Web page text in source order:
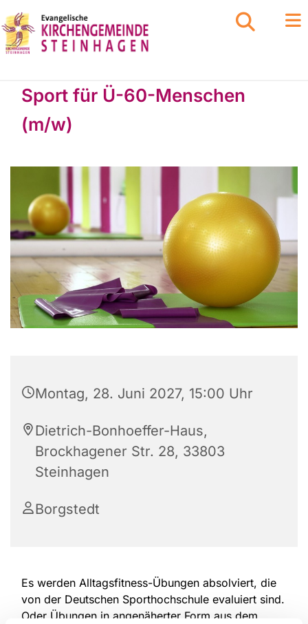
Sport für Ü-60-Menschen
(m/w)
Montag, 28. Juni 2027, 15:00 Uhr
Dietrich-Bonhoeffer-Haus,
Brockhagener Str. 28, 33803
Steinhagen
Borgstedt
Es werden Alltagsfitness-Übungen absolviert, die
von der Deutschen Sporthochschule evaluiert sind.
Oder Übungen in angenäherter Form aus dem